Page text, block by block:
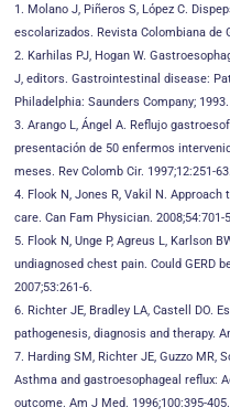
1. Molano J, Piñeros S, López C.
escolarizados. Revista Colombiana de
2. Karhilas PJ, Hogan W.
J, editors. Gastrointestinal disease:
Philadelphia: Saunders Company;
3. Arango L, Ángel A. Reflujo
presentación de 50 enfermos
meses. Rev Colomb Cir. 1997;12:251-63.
4. Flook N, Jones R, Vakil N.
care. Can Fam Physician. 2008;54:701-
5. Flook N, Unge P, Agreus L, Karlson
undiagnosed chest pain. Could GERD
2007;53:261-6.
6. Richter JE, Bradley LA, Castell DO.
pathogenesis, diagnosis and therapy.
7. Harding SM, Richter JE, Guzzo MR,
Asthma and gastroesophageal reflux:
outcome. Am J Med. 1996;100:395-405.